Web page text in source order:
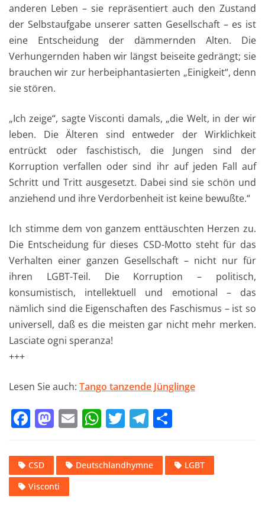
anderen Leben – sie repräsentiert auch den Zustand
der Selbstaufgabe unserer satten Gesellschaft – es ist
eine Entscheidung der dämmernden Alten. Die
Verhungernden haben wir längst beiseite gedrängt; sie
brauchen wir zur herbeiphantasierten „Einigkeit“, denn
sie stören.
„Ich zeige“, sagte Visconti damals, „die Welt, in der wir
leben. Die Älteren sind entweder der Wirklichkeit
entrückt oder faschistisch, die Jungen sind der
Korruption verfallen oder sind ihr auf jeden Fall auf
Schritt und Tritt ausgesetzt. Dabei sind sie schön und
anziehend und ihre Verdorbenheit ist keine bewußte.“
Ich stimme dem von ganzem enttäuschten Herzen zu.
Die Entscheidung für dieses CSD-Motto steht für das
Verhalten einer ganzen Gesellschaft – nicht nur für
ihren LGBT-Teil. Die Korruption – politisch,
konsumistisch, intellektuell und emotional – das
nämlich sind die Eigenschaften des Faschismus – ist so
universell, daß es die meisten gar nicht mehr merken.
Lasciate ogni speranza!
+++
Lesen Sie auch: Tango tanzende Jünglinge
F
c
e
b
M
st
o
d
E
ai
l
W
at
s
T
it
te
T
e
gr
le
n
CSD Deutschlandhymne
LGBT
Visconti